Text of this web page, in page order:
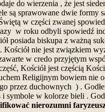
do wierzenia , że jest
są sprawowane dwie
w części zwanej
w roku odbyli spowiedź
biskupa z ważną
nie jest związkiem
w credo przyjętym
Kościół jest częścią
Religijnym bowiem nie
duchownych ) .
w kolorze bieli .
nierozumni